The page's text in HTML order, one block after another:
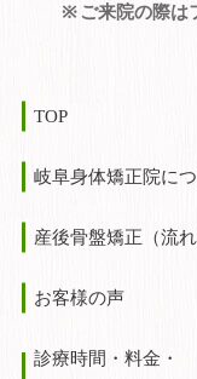
ご来院の際は
TOP
岐阜身体矯正院に
産後骨盤矯正（流れ
お客様の声
診療時間・料金・